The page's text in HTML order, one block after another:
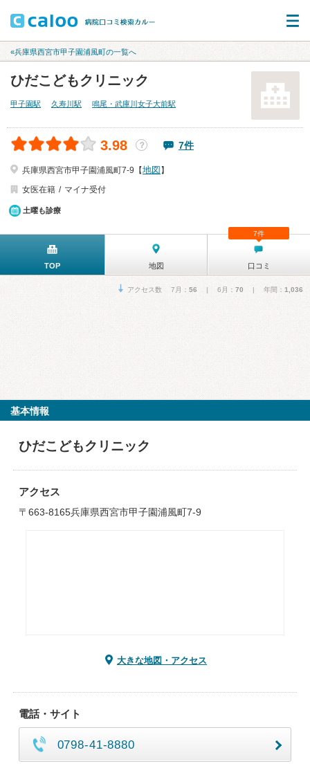
«兵庫県西宮市甲子園浦風町の一覧へ
ひだこどもクリニック
甲子園駅 久寿川駅 鳴尾・武庫川女子大前駅
3.98 ？ 7件
兵庫県西宮市甲子園浦風町7-9【地図 】
女医在籍
マイナ受付
土曜も診療
TOP 地図 口コミ
7件
アクセス数 7月： 56 | 6月： 70 | 年間： 1,036
基本情報
ひだこどもクリニック
アクセス
〒663-8165兵庫県西宮市甲子園浦風町7-9
大きな地図・アクセス
電話・サイト
0798-41-8880